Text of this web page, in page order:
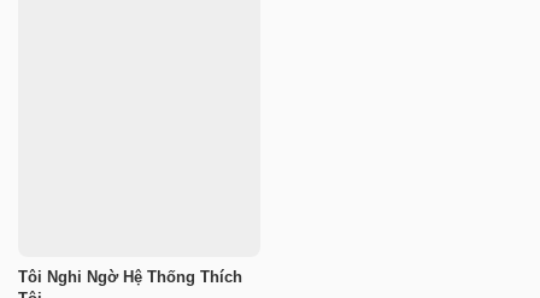
Tôi Nghi Ngờ Hệ Thống Thích